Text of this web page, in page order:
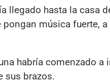
llegado hasta la casa
música fuerte,
habría comenzado a
sus brazos.